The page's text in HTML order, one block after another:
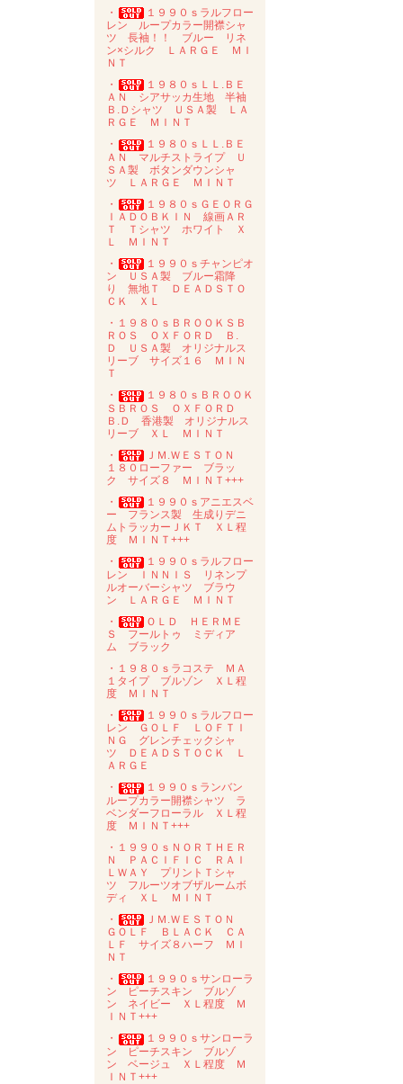
・
１９９０ｓラルフロー
レン ループカラー開襟シャ
ツ 長袖！！ ブルー リネ
ン×シルク ＬＡＲＧＥ ＭＩ
ＮＴ
・
１９８０ｓＬＬ.ＢＥ
ＡＮ シアサッカ生地 半袖
Ｂ.Ｄシャツ ＵＳＡ製 ＬＡ
ＲＧＥ ＭＩＮＴ
・
１９８０ｓＬＬ.ＢＥ
ＡＮ マルチストライプ Ｕ
ＳＡ製 ボタンダウンシャ
ツ ＬＡＲＧＥ ＭＩＮＴ
・
１９８０ｓＧＥＯＲＧ
ＩＡＤＯＢＫＩＮ 線画ＡＲ
Ｔ Ｔシャツ ホワイト Ｘ
Ｌ ＭＩＮＴ
・
１９９０ｓチャンピオ
ン ＵＳＡ製 ブルー霜降
り 無地Ｔ ＤＥＡＤＳＴＯ
ＣＫ ＸＬ
・１９８０ｓＢＲＯＯＫＳＢ
ＲＯＳ ＯＸＦＯＲＤ Ｂ.
Ｄ ＵＳＡ製 オリジナルス
リーブ サイズ１６ ＭＩＮ
Ｔ
・
１９８０ｓＢＲＯＯＫ
ＳＢＲＯＳ ＯＸＦＯＲＤ
Ｂ.Ｄ 香港製 オリジナルス
リーブ ＸＬ ＭＩＮＴ
・
ＪＭ.ＷＥＳＴＯＮ
１８０ローファー ブラッ
ク サイズ８ ＭＩＮＴ+++
・
１９９０ｓアニエスベ
ー フランス製 生成りデニ
ムトラッカーＪＫＴ ＸＬ程
度 ＭＩＮＴ+++
・
１９９０ｓラルフロー
レン ＩＮＮＩＳ リネンプ
ルオーバーシャツ ブラウ
ン ＬＡＲＧＥ ＭＩＮＴ
・
ＯＬＤ ＨＥＲＭＥ
Ｓ フールトゥ ミディア
ム ブラック
・１９８０ｓラコステ ＭＡ
１タイプ ブルゾン ＸＬ程
度 ＭＩＮＴ
・
１９９０ｓラルフロー
レン ＧＯＬＦ ＬＯＦＴＩ
ＮＧ グレンチェックシャ
ツ ＤＥＡＤＳＴＯＣＫ Ｌ
ＡＲＧＥ
・
１９９０ｓランバン
ループカラー開襟シャツ ラ
ベンダーフローラル ＸＬ程
度 ＭＩＮＴ+++
・１９９０ｓＮＯＲＴＨＥＲ
Ｎ ＰＡＣＩＦＩＣ ＲＡＩ
ＬＷＡＹ プリントＴシャ
ツ フルーツオブザルームボ
ディ ＸＬ ＭＩＮＴ
・
ＪＭ.ＷＥＳＴＯＮ
ＧＯＬＦ ＢＬＡＣＫ ＣＡ
ＬＦ サイズ８ハーフ ＭＩ
ＮＴ
・
１９９０ｓサンローラ
ン ピーチスキン ブルゾ
ン ネイビー ＸＬ程度 Ｍ
ＩＮＴ+++
・
１９９０ｓサンローラ
ン ピーチスキン ブルゾ
ン ベージュ ＸＬ程度 Ｍ
ＩＮＴ+++